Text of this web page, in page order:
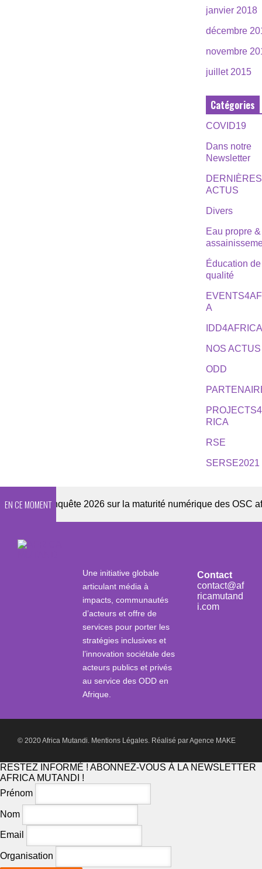
janvier 2018
décembre
novembre
juillet 2015
Catégories
COVID19
Dans notre
Newsletter
DERNIÈRES
ACTUS
Divers
Eau propre &
Éducation de
qualité
A
NOS ACTUS
ODD
RICA
RSE
SERSE2021
EN CE MOMENT
Enquête 2026 sur la maturité numérique des OSC
Une initiative globale
articulant média à
impacts, communautés
d’acteurs et offre de
services pour porter les
stratégies inclusives et
l’innovation sociétale des
acteurs publics et privés
au service des ODD en
Afrique.
Contact
contact@af
ricamutand
i.com
© 2020 Africa Mutandi. Mentions Légales. Réalisé parAgence MAKE
RESTEZ INFORMÉ ! ABONNEZ-VOUS À LA NEWSLETTER
AFRICA MUTANDI !
Prénom
Nom
Email
Organisation